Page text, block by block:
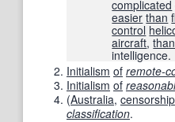
complicated
easier than
control
aircraft,
intelligence.
Initialism of remote-
Initialism of
(Australia, censorship
classification.